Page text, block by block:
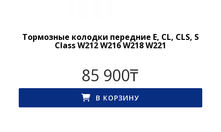
Тормозные колодки передние E, CL, CLS, S
Class W212 W216 W218 W221
85 900₸
В КОРЗИНУ